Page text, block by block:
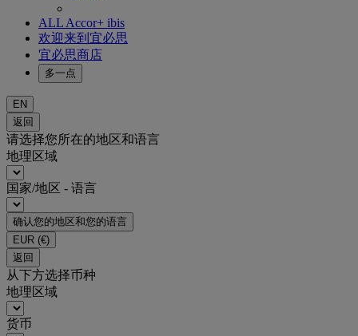
ALL Accor+ ibis
欢迎来到宜必思
宜必思商店
多一点
EN
返回
请选择您所在的地区和语言
地理区域
国家/地区 - 语言
确认您的地区和您的语言
EUR (€)
返回
从下方选择币种
地理区域
货币